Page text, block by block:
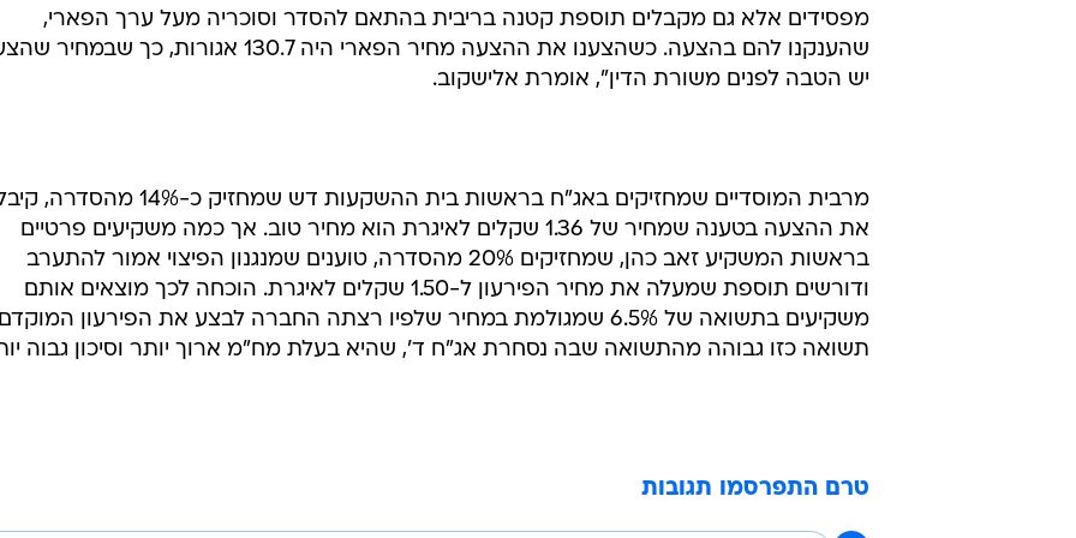
מפסידים אלא גם מקבלים תוספת קטנה בריבית בהתאם להסדר וסוכריה מעל ערך הפארי,
שהענקנו להם בהצעה. כשהצענו את ההצעה מחיר הפארי היה 130.7 אגורות, כך
יש הטבה לפנים משורת הדין", אומרת אלישקוב.
מרבית המוסדיים שמחזיקים באג"ח בראשות בית ההשקעות דש שמחזיק כ-14%
את ההצעה בטענה שמחיר של 1.36 שקלים לאיגרת הוא מחיר טוב. אך כמה משקיעים פרטיים
בראשות המשקיע זאב כהן, שמחזיקים 20% מהסדרה, טוענים שמנגנון הפיצוי אמור להתערב
ודורשים תוספת שמעלה את מחיר הפירעון ל-1.50 שקלים לאיגרת. הוכחה לכך מוצאים אותם
משקיעים בתשואה של 6.5% שמגולמת במחיר שלפיו רצתה החברה לבצע את הפירעון
תשואה כזו גבוהה מהתשואה שבה נסחרת אג"ח ד', שהיא בעלת מח"מ ארוך יותר וסיכון גבוה
טרם התפרסמו תגובות